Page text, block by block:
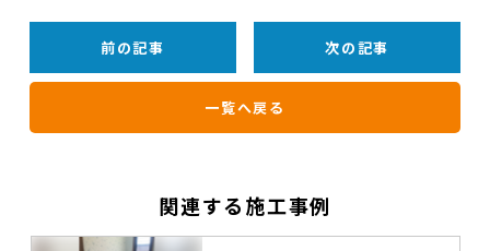
前の記事 次の記事
一覧へ戻る
関連する施工事例